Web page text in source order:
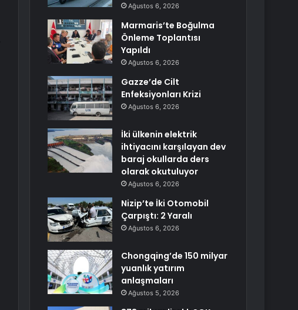
Ağustos 6, 2026
Marmaris’te Boğulma
Önleme Toplantısı
Yapıldı
Ağustos 6, 2026
Gazze’de Cilt
Enfeksiyonları Krizi
Ağustos 6, 2026
İki ülkenin elektrik
ihtiyacını karşılayan dev
baraj okullarda ders
olarak okutuluyor
Ağustos 6, 2026
Nizip’te İki Otomobil
Çarpıştı: 2 Yaralı
Ağustos 6, 2026
Chongqing’de 150 milyar
yuanlık yatırım
anlaşmaları
Ağustos 5, 2026